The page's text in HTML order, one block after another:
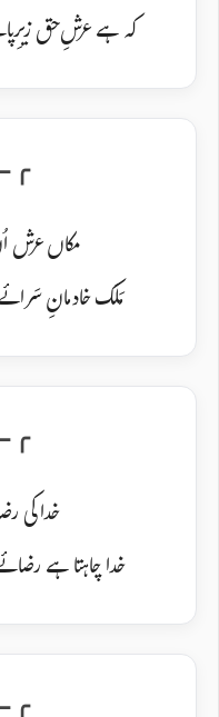
کہ ہے عرشِ حق
مکاں عرش
مَلَک خادمانِ سَرائے
خدا کی
خدا چاہتا ہے رضائے